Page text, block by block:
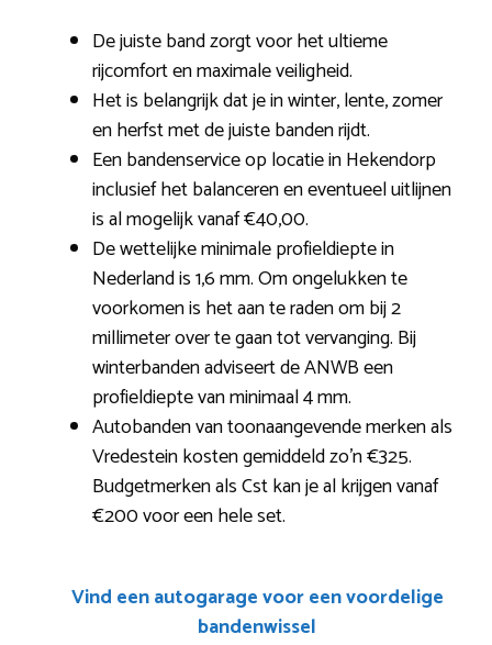
De juiste band zorgt voor het ultieme
rijcomfort en maximale veiligheid.
Het is belangrijk dat je in winter, lente, zomer
en herfst met de juiste banden rijdt.
Een bandenservice op locatie in Hekendorp
inclusief het balanceren en eventueel uitlijnen
is al mogelijk vanaf €40,00.
De wettelijke minimale profieldiepte in
Nederland is 1,6 mm. Om ongelukken te
voorkomen is het aan te raden om bij 2
millimeter over te gaan tot vervanging. Bij
winterbanden adviseert de ANWB een
profieldiepte van minimaal 4 mm.
Autobanden van toonaangevende merken als
Vredestein kosten gemiddeld zo’n €325.
Budgetmerken als Cst kan je al krijgen vanaf
€200 voor een hele set.
Vind een autogarage voor een voordelige
bandenwissel